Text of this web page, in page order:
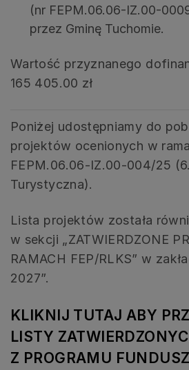
(nr FEPM.06.06-IZ.00-
przez Gminę Tuchomie.
Wartość przyznanego
165 405.00 zł
Poniżej udostępniamy do
projektów ocenionych w
FEPM.06.06-IZ.00-004/25
Turystyczna).
Lista projektów została
w sekcji „ZATWIERDZONE
RAMACH FEP/RLKS” w
2027”.
KLIKNIJ TUTAJ ABY
LISTY
Z PROGRAMU